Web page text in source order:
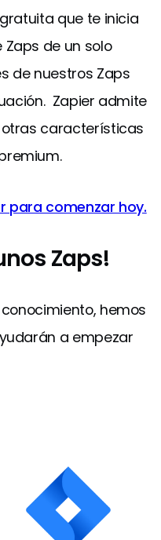
que te inicia
de un solo
de nuestros Zaps
Zapier admite
características
para comenzar hoy.
Zaps!
hemos
a empezar